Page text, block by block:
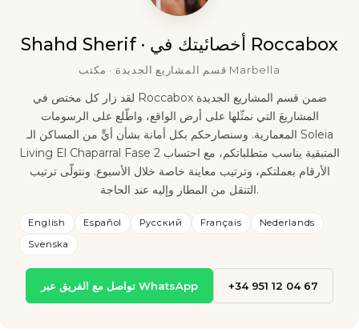
Shahd Sherif · أخصائيتك في Roccabox
قسم المشاريع الجديدة · مكتب Marbella
لقد زار كل مختص في Roccabox ضمن قسم المشاريع الجديدة
المشاريعَ التي نمثّلها على أرض الواقع، واطّلع على الرسومات
المعمارية. وسنصارحكم بكل أمانة بشأن أيٍّ من المساكن الـ Soleia
Living El Chaparral Fase 2 المتبقية يناسب متطلباتكم، مع احتساب
الأرقام بعملتكم، وترتيب معاينة خاصة خلال الأسبوع. ونتولّى ترتيب
التنقل من المطار وإليه عند الحاجة.
English Español Русский Français
Nederlands
Svenska
تواصل مع الفريق عبر WhatsApp +34 951 12 04 67